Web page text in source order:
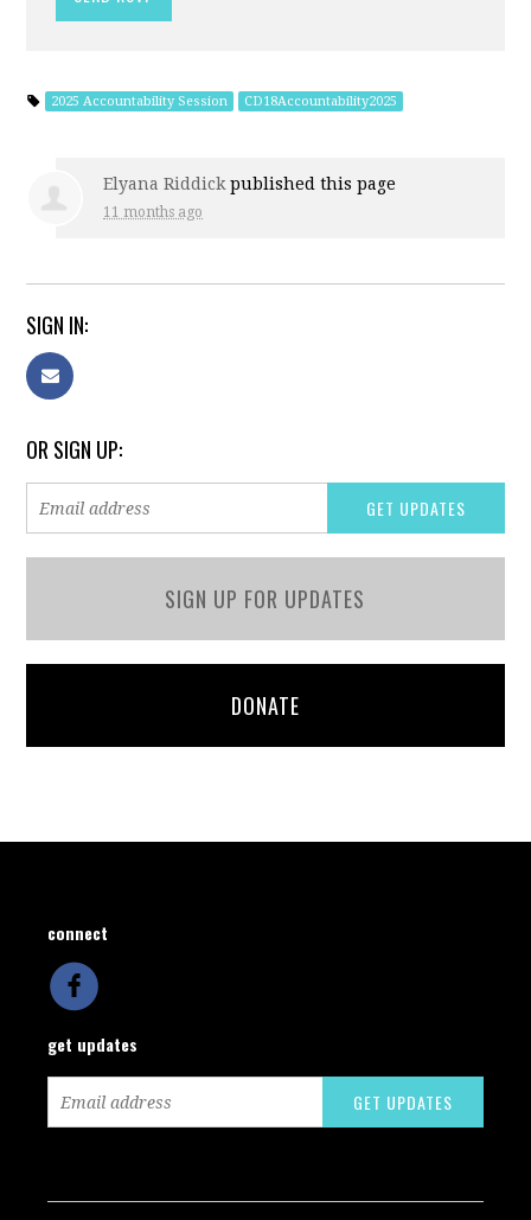
2025 Accountability Session CD18Accountability2025
Elyana Riddick published this page
11 months ago
SIGN IN:
OR SIGN UP:
SIGN UP FOR UPDATES
DONATE
connect
get updates